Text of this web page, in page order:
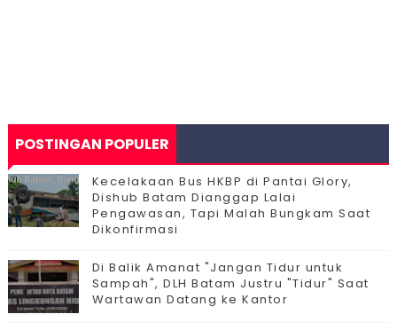
POSTINGAN POPULER
Kecelakaan Bus HKBP di Pantai Glory,
Dishub Batam Dianggap Lalai
Pengawasan, Tapi Malah Bungkam Saat
Dikonfirmasi
Di Balik Amanat "Jangan Tidur untuk
Sampah", DLH Batam Justru "Tidur" Saat
Wartawan Datang ke Kantor